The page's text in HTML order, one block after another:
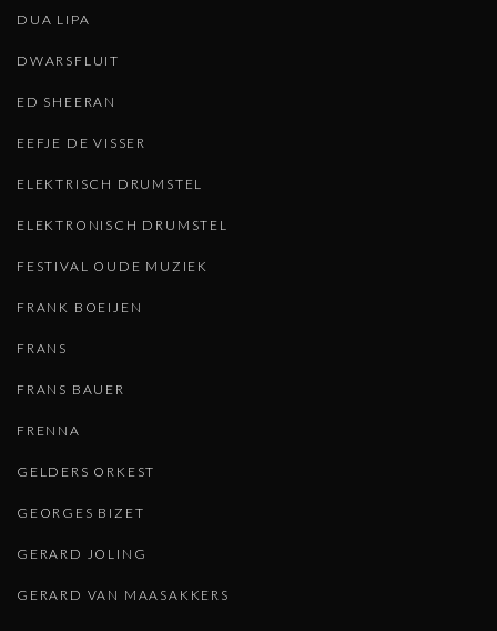
DUA LIPA
DWARSFLUIT
ED SHEERAN
EEFJE DE VISSER
ELEKTRISCH DRUMSTEL
ELEKTRONISCH DRUMSTEL
FESTIVAL OUDE MUZIEK
FRANK BOEIJEN
FRANS
FRANS BAUER
FRENNA
GELDERS ORKEST
GEORGES BIZET
GERARD JOLING
GERARD VAN MAASAKKERS